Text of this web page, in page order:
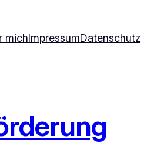
michImpressumDatenschutz